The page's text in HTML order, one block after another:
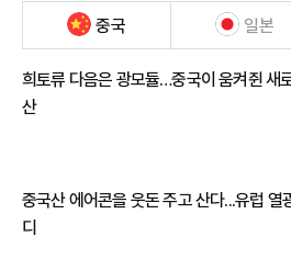
중국 일본
희토류 다음은 광모듈…중국이 움켜쥔 새
산
중국산 에어콘을 웃돈 주고 산다...유럽 열
디